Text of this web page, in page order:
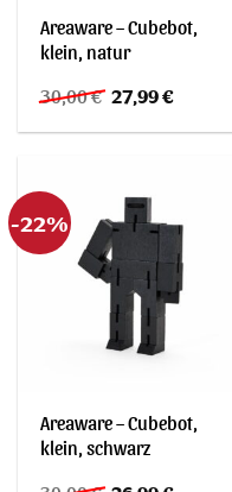
Areaware – Cubebot,
klein, natur
30,00€ Ursprünglicher
Preis
war:
27,99€Aktueller
ist:
-22%
Areaware – Cubebot,
klein, schwarz